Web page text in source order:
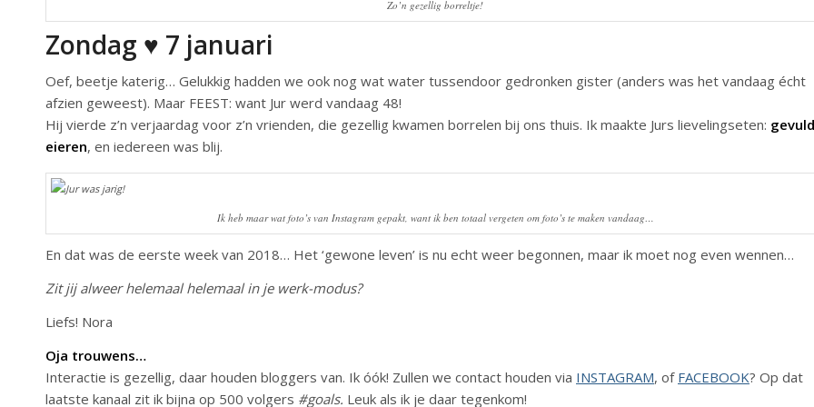
Zo’n gezellig borreltje!
Zondag ♥ 7 januari
Oef, beetje katerig… Gelukkig hadden we ook nog wat water tussendoor gedronken gister (anders was het vandaag écht
afzien geweest). Maar FEEST: want Jur werd vandaag 48!
Hij vierde z’n verjaardag voor z’n vrienden, die gezellig kwamen borrelen bij ons thuis. Ik maakte Jurs lievelingseten:
eieren, en iedereen was blij.
Ik heb maar wat foto’s van Instagram gepakt, want ik ben totaal vergeten om foto’s te maken vandaag…
En dat was de eerste week van 2018… Het ‘gewone leven’ is nu echt weer begonnen, maar ik moet nog even wennen…
Zit jij alweer helemaal helemaal in je werk-modus?
Liefs! Nora
Oja trouwens…
Interactie is gezellig, daar houden bloggers van. Ik óók! Zullen we contact houden via INSTAGRAM, of FACEBOOK? Op dat
laatste kanaal zit ik bijna op 500 volgers #goals. Leuk als ik je daar tegenkom!